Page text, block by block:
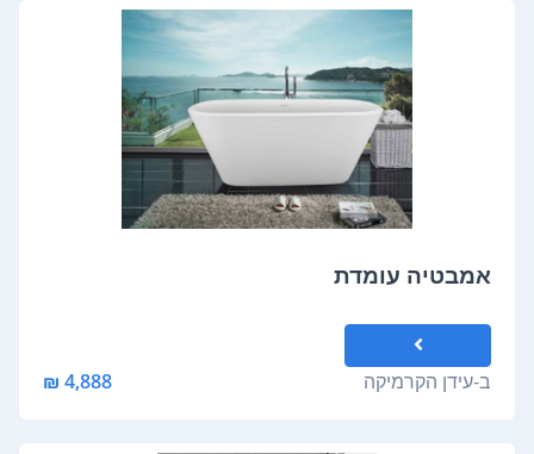
אמבטיה עומדת
ב-עידן הקרמיקה 4,888 ₪